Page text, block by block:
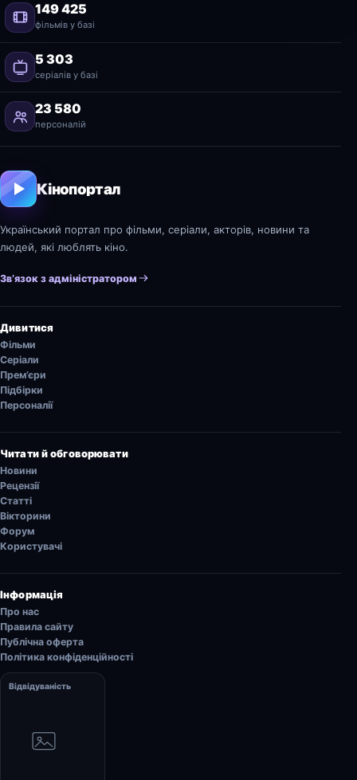
149 425
фільмів у базі
5 303
серіалів у базі
23 580
персоналій
Кінопортал
Український портал про фільми, серіали, акторів, новини та
людей, які люблять кіно.
Зв’язок з адміністратором
Дивитися
Фільми
Серіали
Прем’єри
Підбірки
Персоналії
Читати й обговорювати
Новини
Рецензії
Статті
Вікторини
Форум
Користувачі
Інформація
Про нас
Правила сайту
Публічна оферта
Політика конфіденційності
Відвідуваність